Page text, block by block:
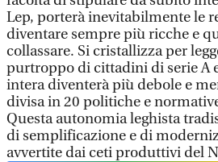
Lep, porterà inevitabilmente le
diventare sempre più ricche e
collassare. Si cristallizza per
purtroppo di cittadini di serie A
intera diventerà più debole e
divisa in 20 politiche e
Questa autonomia leghista
di semplificazione e di
avvertite dai ceti produttivi del